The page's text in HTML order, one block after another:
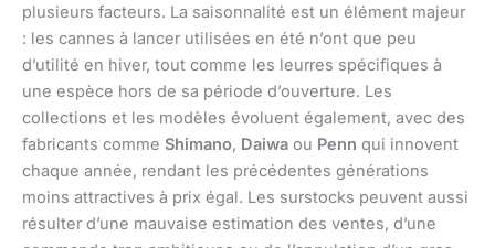
plusieurs facteurs. La saisonnalité est un élément majeur
: les cannes à lancer utilisées en été n’ont que peu
d’utilité en hiver, tout comme les leurres spécifiques à
une espèce hors de sa période d’ouverture. Les
collections et les modèles évoluent également, avec des
fabricants comme Shimano, Daiwa ou Penn qui innovent
chaque année, rendant les précédentes générations
moins attractives à prix égal. Les surstocks peuvent aussi
résulter d’une mauvaise estimation des ventes, d’une